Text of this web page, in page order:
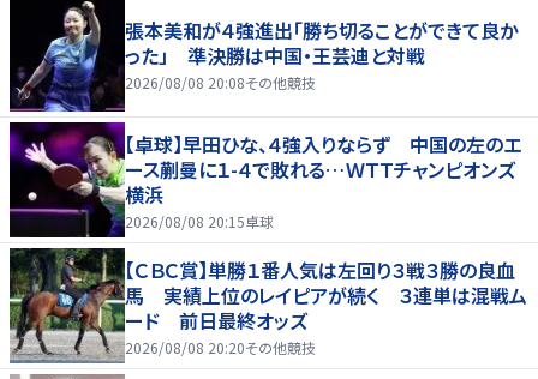
張本美和が４強進出「勝ち切ることができて良か
った」 準決勝は中国・王芸迪と対戦
2026/08/08 20:08その他競技
【卓球】早田ひな、４強入りならず 中国の左のエ
ース蒯曼に１-４で敗れる…ＷＴＴチャンピオンズ
横浜
2026/08/08 20:15卓球
【ＣＢＣ賞】単勝１番人気は左回り３戦３勝の良血
馬 実績上位のレイピアが続く ３連単は混戦ム
ード 前日最終オッズ
2026/08/08 20:20その他競技